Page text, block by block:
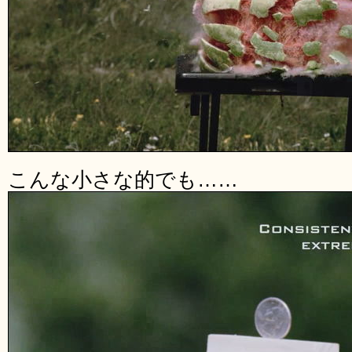
こんな小さな的でも……